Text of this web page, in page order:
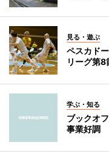
見る・遊ぶ
ペスカド
リーグ第8
学ぶ・知る
ブックオ
事業好調